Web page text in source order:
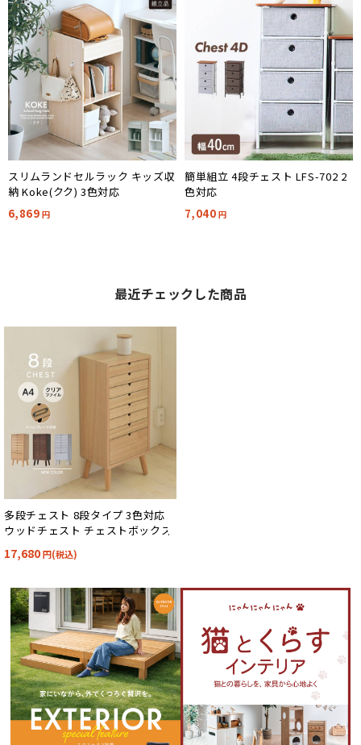
スリムランドセルラック キッズ収
納 Koke(クク) 3色対応
6,869円
簡単組立 4段チェスト LFS-702 2
色対応
7,040円
最近チェックした商品
多段チェスト 8段タイプ 3色対応
ウッドチェスト チェストボックス
17,680円(税込)